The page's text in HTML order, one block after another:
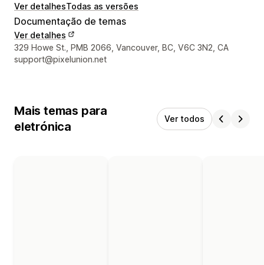
Ver detalhesTodas as versões
Documentação de temas
Ver detalhes
Detalhes de contacto do designer
329 Howe St., PMB 2066, Vancouver, BC, V6C 3N2, CA
support@pixelunion.net
Mais temas para
eletrónica
Ver todos